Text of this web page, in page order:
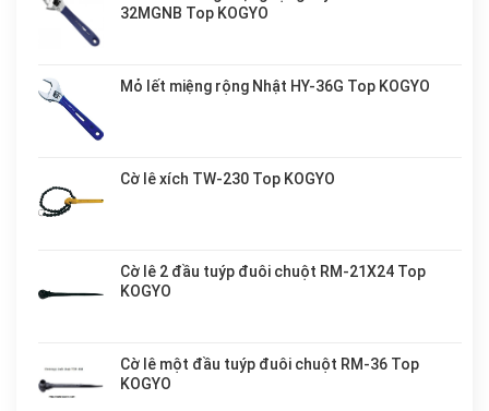
32MGNB Top KOGYO
Mỏ lết miệng rộng Nhật HY-36G Top KOGYO
Cờ lê xích TW-230 Top KOGYO
Cờ lê 2 đầu tuýp đuôi chuột RM-21X24 Top
KOGYO
Cờ lê một đầu tuýp đuôi chuột RM-36 Top
KOGYO